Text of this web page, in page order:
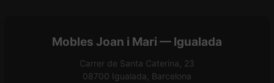
Mobles Joan i Mari — Igualada
Carrer de Santa Caterina, 23
08700 Igualada, Barcelona